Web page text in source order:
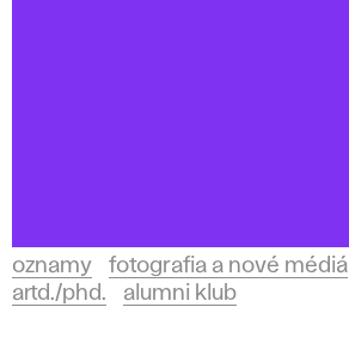
oznamy fotografia a nové médiá
artd./phd.
alumni klub